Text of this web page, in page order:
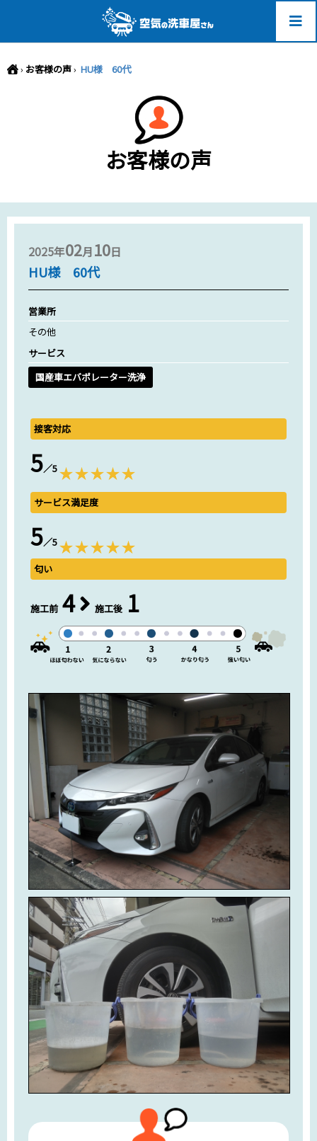
› お客様の声› HU様 60代
お客様の声
2025年02月10日
HU様 60代
営業所
その他
サービス
国産車エバポレーター洗浄
接客対応
5／5
サービス満足度
5／5
匂い
施工前 4 施工後 1